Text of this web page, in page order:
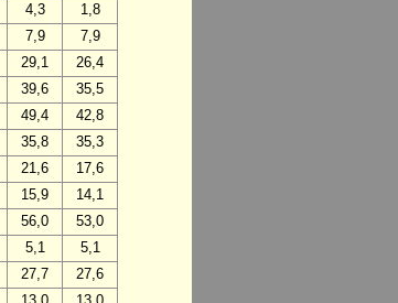
4,3
1,8
7,9
7,9
29,1
26,4
39,6
35,5
49,4
42,8
35,8
35,3
21,6
17,6
15,9
14,1
56,0
53,0
5,1
5,1
27,7
27,6